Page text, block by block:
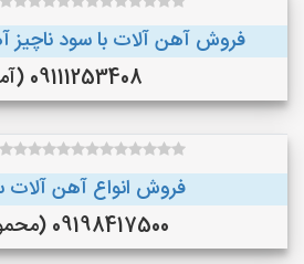
فروش آهن آلات با سود ناچیز
09111253408 (آمل )
فروش انواع آهن آلات
09198417500 (محمودآباد )